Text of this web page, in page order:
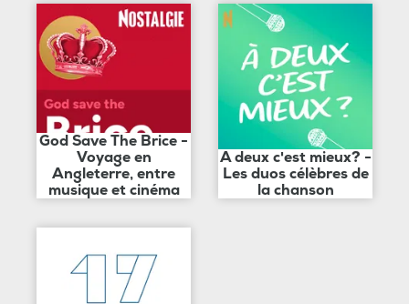
God Save The Brice -
Voyage en
Angleterre, entre
musique et cinéma
A deux c'est mieux? -
Les duos célèbres de
la chanson